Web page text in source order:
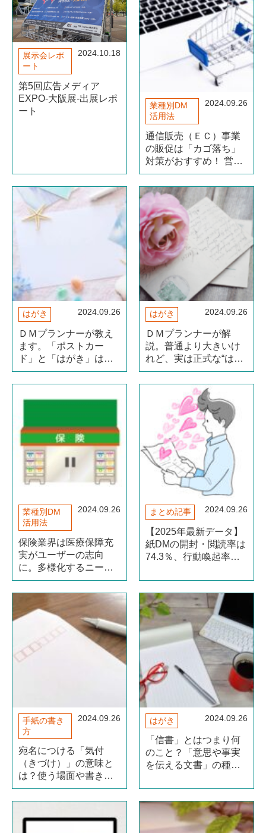
展示会レポ
ート
2024.10.18
第5回広告メディア
EXPO‐大阪展‐出展レポ
ート
業種別DM
活用法
2024.09.26
通信販売（ＥＣ）事業
の販促は「カゴ落ち」
対策がおすすめ！ 営業
課題のまとめと紙ＤＭ
の有効性も合わせて解
説！
はがき 2024.09.26
ＤＭプランナーが教え
ます。「ポストカー
ド」と「はがき」は別
のもの？サイズや郵便
料金、海外との違いの
はがき 2024.09.26
ＤＭプランナーが解
説。普通より大きいけ
れど、実は正式な“はが
き”！「大判はがき」の
種類について
業種別DM
活用法
2024.09.26
保険業界は医療保障充
実がユーザーの志向
に。多様化するニーズ
に応える保険商品の案
内には「圧着はがき」
まとめ記事 2024.09.26
【2025年最新データ】
紙DMの開封・閲読率は
74.3％、行動喚起率は
と比べたその優位性や
効果を解説！
手紙の書き
方
2024.09.26
宛名につける「気付
（きづけ）」の意味と
は？使う場面や書き方
のマナーを解説
はがき 2024.09.26
「信書」とはつまり何
のこと？「意思や事実
を伝える文書」の種類
わかりやすく解説！